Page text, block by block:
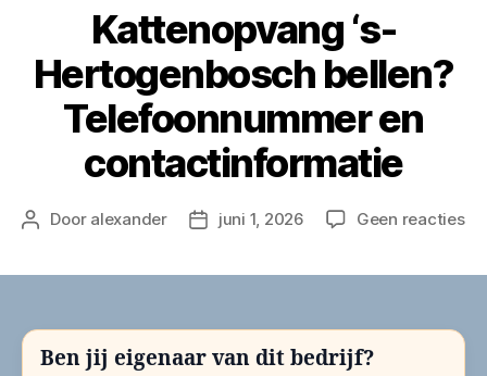
Kattenopvang ‘s-
Hertogenbosch bellen?
Telefoonnummer en
contactinformatie
Berichtauteur
Door alexander Berichtdatum
juni 1, 2026 Geen reactiesop
Ben jij eigenaar van dit bedrijf?